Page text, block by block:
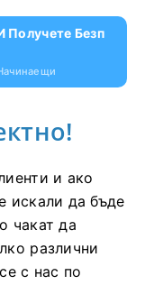
Получете Безп
и ако
искали да бъде
чакат да
различни
с нас по